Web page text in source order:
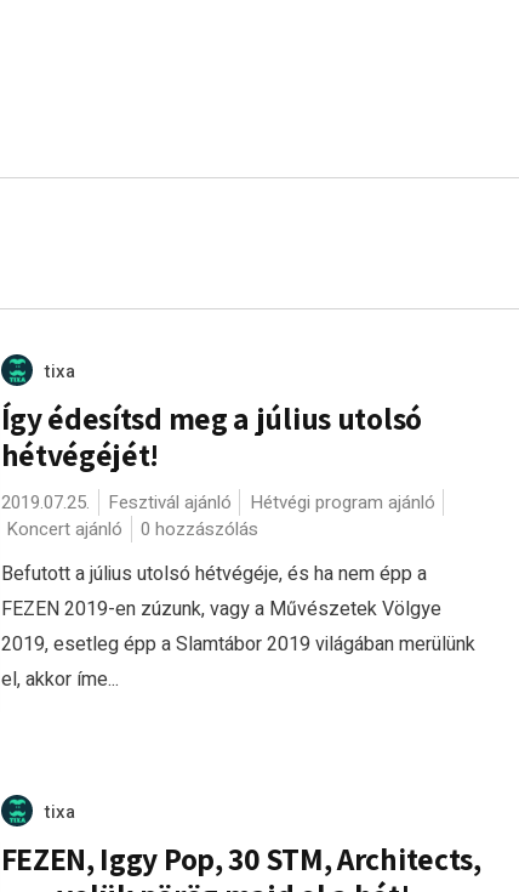
tixa
Így édesítsd meg a július utolsó
hétvégéjét!
2019.07.25. Fesztivál ajánló
Hétvégi program ajánló
Koncert ajánló
0 hozzászólás
Befutott a július utolsó hétvégéje, és ha nem épp a
FEZEN 2019-en zúzunk, vagy a Művészetek Völgye
2019, esetleg épp a Slamtábor 2019 világában merülünk
el, akkor íme...
tixa
FEZEN, Iggy Pop, 30 STM, Architects,